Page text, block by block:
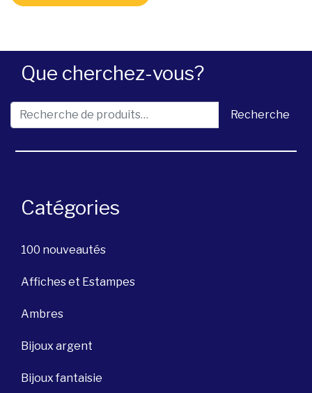
Que cherchez-vous?
Recherche pour : Recherche
Catégories
100 nouveautés
Affiches et Estampes
Ambres
Bijoux argent
Bijoux fantaisie